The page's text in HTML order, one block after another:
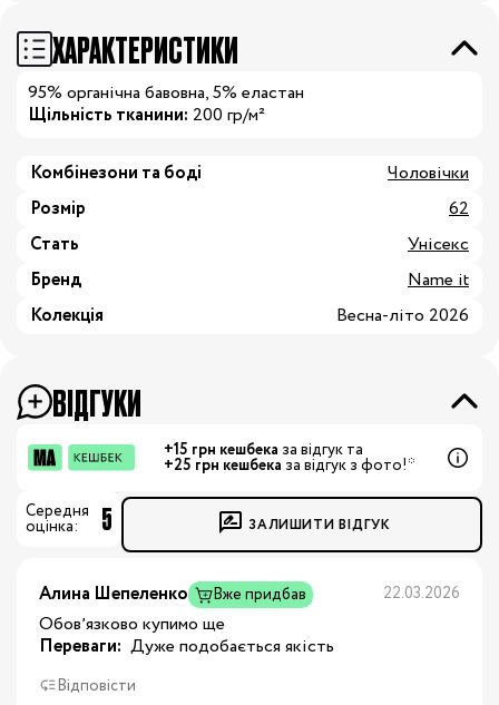
ХАРАКТЕРИСТИКИ
95% органічна бавовна, 5% еластан
Щільність тканини: 200 гр/м²
Комбінезони та боді
Чоловічки
Розмір
62
Стать
Унісекс
Бренд
Name it
Колекція
Весна-літо 2026
ВІДГУКИ
+15 грн кешбека за відгук та
+25 грн кешбека за відгук з фото!*
Середня
оцінка: 5 ЗАЛИШИТИ ВІДГУК
Алина Шепеленко Вже придбав 22.03.2026
Обовʼязково купимо ще
Переваги: Дуже подобається якість
Відповісти